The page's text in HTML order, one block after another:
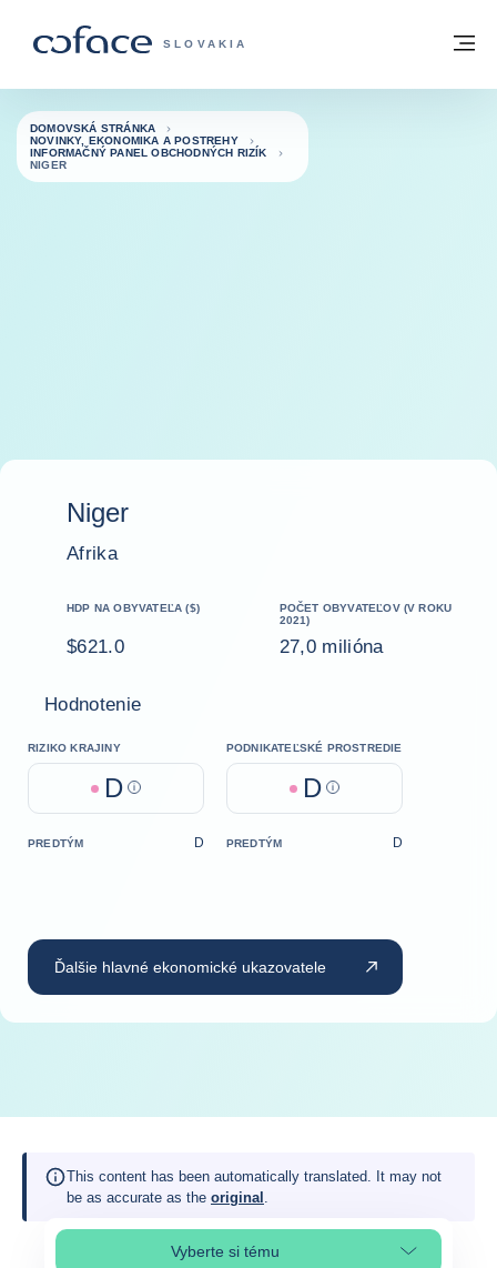
COFACE FOR TRADE - WEBOVÁ
SLOVAKIA
Späť na domovskú stránku
DOMOVSKÁ STRÁNKA
NOVINKY, EKONOMIKA A POSTREHY
INFORMAČNÝ PANEL OBCHODNÝCH RIZÍK
NIGER
Niger
Afrika
HDP NA OBYVATEĽA ($)
$621.0
POČET OBYVATEĽOV (V ROKU
2021)
27,0 milióna
Hodnotenie
RIZIKO KRAJINY
D Help
PODNIKATEĽSKÉ PROSTREDIE
D Help
PREDTÝM D PREDTÝM D
Ďalšie hlavné ekonomické ukazovatele
This content has been automatically translated. It may not
be as accurate as the original .
Vyberte si témuVýber časti stránky